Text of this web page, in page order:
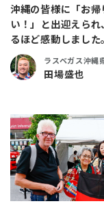
沖縄の皆様に「お帰
い！」と出迎えられ
るほど感動しました。
ラスベガス沖縄
田場盛也